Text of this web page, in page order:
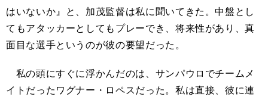
はいないか』と、加茂監督は私に聞いてきた。中盤とし
てもアタッカーとしてもプレーでき、将来性があり、真
面目な選手というのが彼の要望だった。
私の頭にすぐに浮かんだのは、サンパウロでチームメ
イトだったワグナー・ロペスだった。私は直接、彼に連